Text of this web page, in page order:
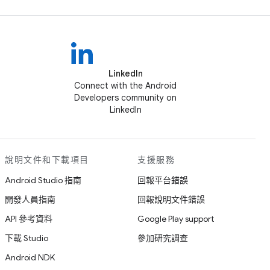
LinkedIn
Connect with the Android
Developers community on
LinkedIn
說明文件和下載項目
Android Studio 指南
開發人員指南
API 參考資料
下載 Studio
Android NDK
支援服務
回報平台錯誤
回報說明文件錯誤
Google Play support
參加研究調查